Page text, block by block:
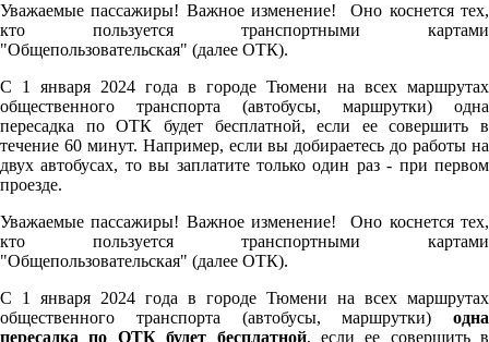
Уважаемые пассажиры! Важное изменение! Оно коснется тех,
кто пользуется транспортными картами
"Общепользовательская" (далее ОТК).
С 1 января 2024 года в городе Тюмени на всех маршрутах
общественного транспорта (автобусы, маршрутки) одна
пересадка по ОТК будет бесплатной, если ее совершить в
течение 60 минут. Например, если вы добираетесь до работы на
двух автобусах, то вы заплатите только один раз - при первом
проезде.
Уважаемые пассажиры! Важное изменение! Оно коснется тех,
кто пользуется транспортными картами
"Общепользовательская" (далее ОТК).
С 1 января 2024 года в городе Тюмени на всех маршрутах
общественного транспорта (автобусы, маршрутки) одна
пересадка по ОТК будет бесплатной, если ее совершить в